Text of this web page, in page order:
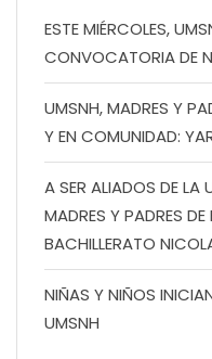
ESTE MIÉRCOLES,
CONVOCATORIA DE
UMSNH, MADRES Y
Y EN COMUNIDAD:
A SER ALIADOS DE LA
MADRES Y PADRES DE
BACHILLERATO
NIÑAS Y NIÑOS
UMSNH